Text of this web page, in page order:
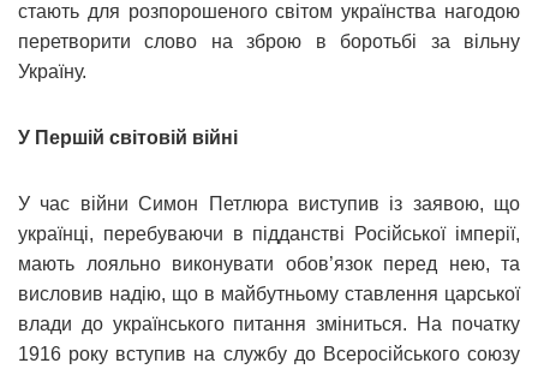
стають для розпорошеного світом українства нагодою
перетворити слово на зброю в боротьбі за вільну
Україну.
У Першій світовій війні
У час війни Симон Петлюра виступив із заявою, що
українці, перебуваючи в підданстві Російської імперії,
мають лояльно виконувати обов’язок перед нею, та
висловив надію, що в майбутньому ставлення царської
влади до українського питання зміниться. На початку
1916 року вступив на службу до Всеросійського союзу